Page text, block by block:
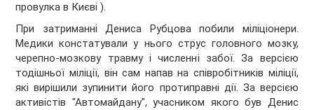
провулка в Києві ).
При затриманні Дениса Рубцова побили міліціонери.
Медики констатували у нього струс головного мозку,
черепно-мозкову травму і численні забої. За версією
тодішньої міліції, він сам напав на співробітників міліції,
які вирішили зупинити його протиправні дії. За версією
активістів "Автомайдану", учасником якого був Денис